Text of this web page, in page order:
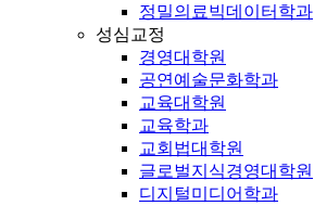
정밀의료빅데이터학과
성심교정
경영대학원
공연예술문화학과
교육대학원
교육학과
교회법대학원
글로벌지식경영대학원
디지털미디어학과